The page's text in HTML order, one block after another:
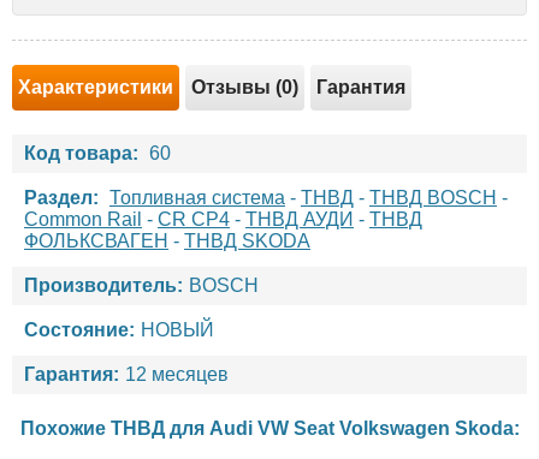
Характеристики Отзывы (0) Гарантия
Код товара: 60
Раздел: Топливная система - ТНВД - ТНВД BOSCH -
Common Rail - CR CP4 - ТНВД АУДИ - ТНВД
ФОЛЬКСВАГЕН - ТНВД SKODA
Производитель: BOSCH
Состояние: НОВЫЙ
Гарантия: 12 месяцев
Похожие ТНВД для Audi VW Seat Volkswagen Skoda: